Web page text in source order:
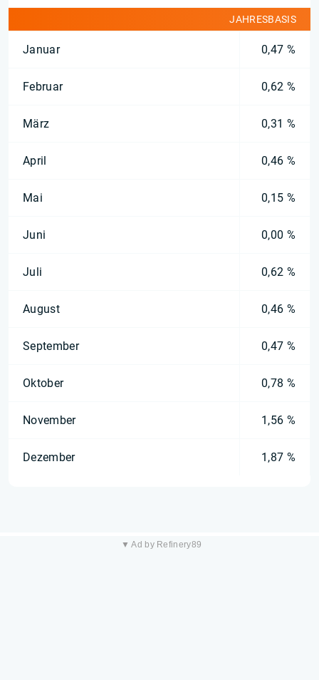
JAHRESBASIS
Januar 0,47 %
Februar 0,62 %
März 0,31 %
April 0,46 %
Mai 0,15 %
Juni 0,00 %
Juli 0,62 %
August 0,46 %
September 0,47 %
Oktober 0,78 %
November 1,56 %
Dezember 1,87 %
▼ Ad by Refinery89